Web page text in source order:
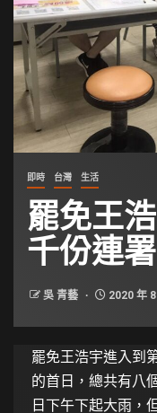
即時 台灣 生活
罷免王
千份連署
吳 青藝 2020 年
罷免王浩宇進入到
的首日，總共有八
日下午下起大雨，